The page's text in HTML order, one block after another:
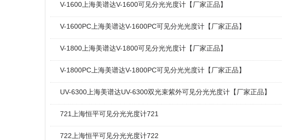
V-1600上海美谱达V-1600可见分光光度计【厂家正品】
V-1600PC上海美谱达V-1600PC可见分光光度计【厂家正品】
V-1800上海美谱达V-1800可见分光光度计【厂家正品】
V-1800PC上海美谱达V-1800PC可见分光光度计【厂家正品】
UV-6300上海美谱达UV-6300双光束紫外可见分光光度计【厂家正品】
721上海恒平可见分光光度计721
722上海恒平可见分光光度计722